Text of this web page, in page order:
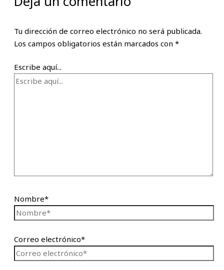
Tu dirección de correo electrónico no será publicada.
Los campos obligatorios están marcados con *
Escribe aquí...
Nombre*
Correo electrónico*